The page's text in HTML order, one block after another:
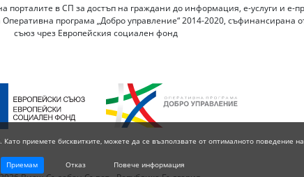
порталите в СП за достъп на граждани до информация, е-услуги и е-
програма „Добро управление“ 2014-2020, съфинансирана
съюз чрез Европейския социален фонд
Като приемете бисквитките, можете да се възползвате от оптималното поведение
Приемам Отказ Повече информация